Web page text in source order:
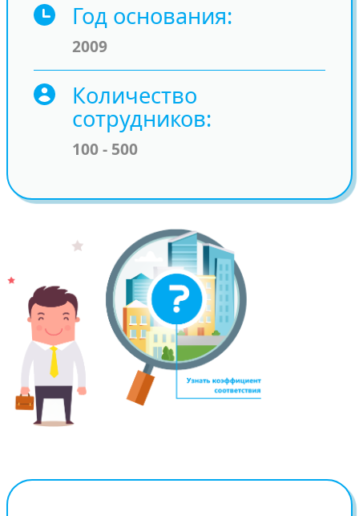
Год основания
2009
Количество
сотрудников
100 - 500